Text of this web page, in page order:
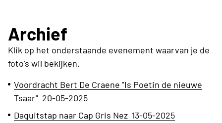
Archief
Klik op het onderstaande evenement waarvan je de
foto's wil bekijken.
Voordracht Bert De Craene "Is Poetin de nieuwe
Tsaar" 20-05-2025
Daguitstap naar Cap Gris Nez 13-05-2025